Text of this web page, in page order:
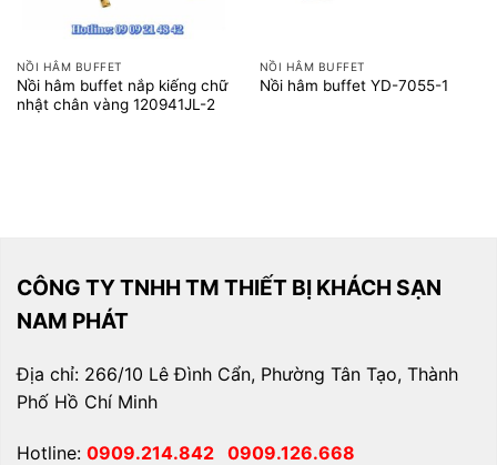
NỒI HÂM BUFFET
Nồi hâm buffet nắp kiếng chữ
nhật chân vàng 120941JL-2
NỒI HÂM BUFFET
Nồi hâm buffet YD-7055-1
CÔNG TY TNHH TM THIẾT BỊ KHÁCH SẠN
NAM PHÁT
Địa chỉ: 266/10 Lê Đình Cẩn, Phường Tân Tạo, Thành
Phố Hồ Chí Minh
Hotline: 0909.214.842 0909.126.668